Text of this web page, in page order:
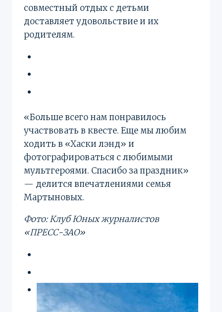
совместный отдых с детьми
доставляет удовольствие и их
родителям.
«Больше всего нам понравилось
участвовать в квесте. Еще мы любим
ходить в «Хаски лэнд» и
фотографироваться с любимыми
мультгероями. Спасибо за праздник»
— делится впечатлениями семья
Мартыновых.
Фото: Клуб Юных журналистов
«ПРЕСС-ЗАО»